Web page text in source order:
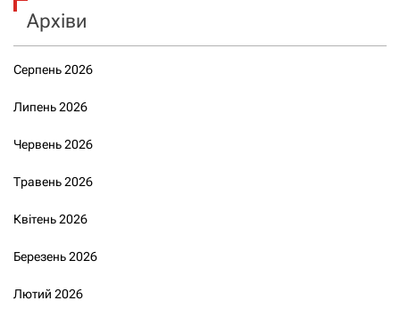
Архіви
Серпень 2026
Липень 2026
Червень 2026
Травень 2026
Квітень 2026
Березень 2026
Лютий 2026